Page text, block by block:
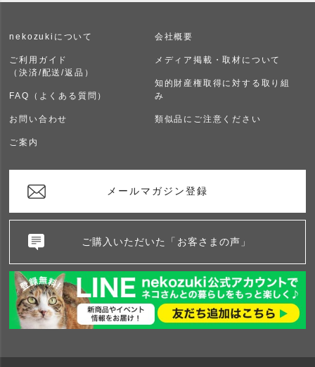
nekozukiについて
ご利用ガイド
（決済/配送/返品）
FAQ（よくある質問）
お問い合わせ
ご案内
会社概要
メディア掲載・取材について
知的財産権取得に対する取り組
み
類似品にご注意ください
メールマガジン登録
ご購入いただいた「お客さまの声」